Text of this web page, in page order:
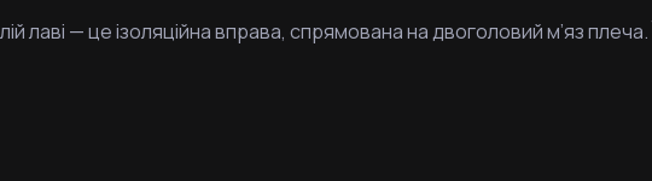
лаві — це ізоляційна вправа, спрямована на двоголовий м’яз